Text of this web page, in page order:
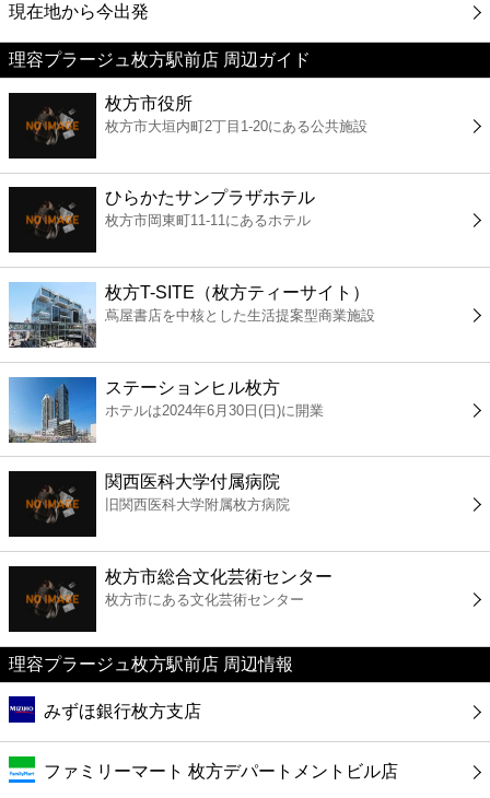
映画
美容
コンビニ
薬局
スーパー
エンタメ
レジャー
書店
ファミレス
ファーストフード
カフェ
ショッピング
銀行
公共
現在地から今出発
理容プラージュ枚方駅前店 周辺ガイド
枚方市役所
枚方市大垣内町2丁目1-20にある公共施設
ひらかたサンプラザホテル
枚方市岡東町11-11にあるホテル
枚方T-SITE（枚方ティーサイト）
蔦屋書店を中核とした生活提案型商業施設
ステーションヒル枚方
ホテルは2024年6月30日(日)に開業
関西医科大学付属病院
旧関西医科大学附属枚方病院
枚方市総合文化芸術センター
枚方市にある文化芸術センター
理容プラージュ枚方駅前店 周辺情報
みずほ銀行枚方支店
ファミリーマート 枚方デパートメントビル店